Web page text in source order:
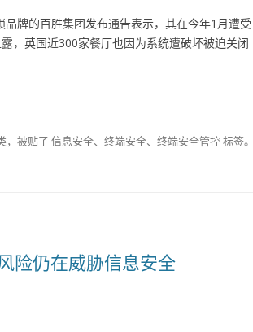
牌的百胜集团发布通告表示，其在今年1月遭受
，英国近300家餐厅也因为系统遭破坏被迫关闭
，被贴了 信息安全、 终端安全、 终端安全管控标签。
险仍在威胁信息安全